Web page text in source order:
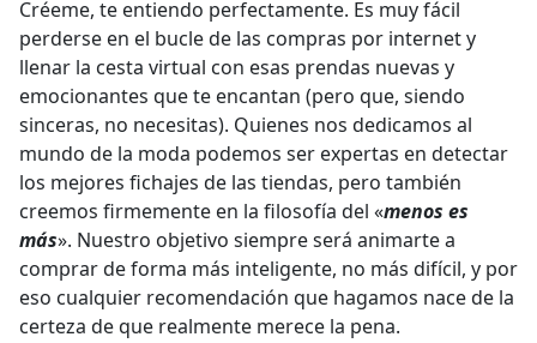
Créeme, te entiendo perfectamente. Es muy fácil
perderse en el bucle de las compras por internet y
llenar la cesta virtual con esas prendas nuevas y
emocionantes que te encantan (pero que, siendo
sinceras, no necesitas). Quienes nos dedicamos al
mundo de la moda podemos ser expertas en detectar
los mejores fichajes de las tiendas, pero también
creemos firmemente en la filosofía del «menos es
más». Nuestro objetivo siempre será animarte a
comprar de forma más inteligente, no más difícil, y por
eso cualquier recomendación que hagamos nace de la
certeza de que realmente merece la pena.